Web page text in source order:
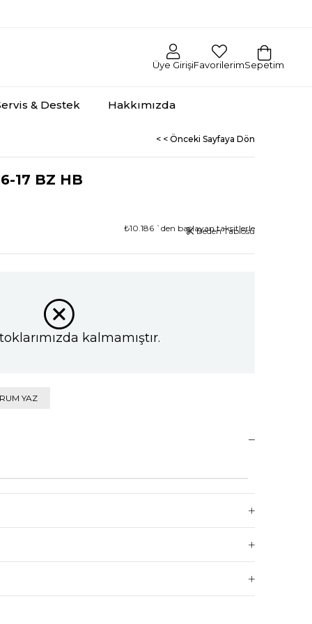
Üye GirişiFavorilerimSepetim
& Destek Hakkımızda
< < Önceki Sayfaya Dön
17 BZ HB
₺10.186 `den başlayan taksitlerle
Beden Tablosu
kalmamıştır.
YAZ